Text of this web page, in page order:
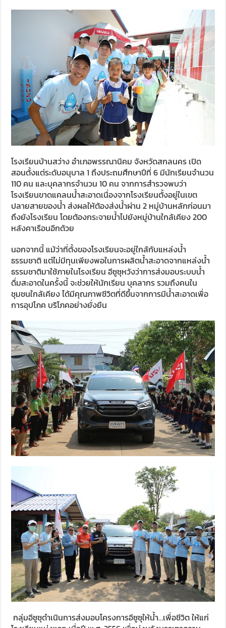
โรงเรียนบ้านสว่าง อำเภอพรรณานิคม จังหวัดสกลนคร เปิด
สอนตั้งแต่ระดับอนุบาล 1 ถึงประถมศึกษาปีที่ 6 มีนักเรียนจำนวน
110 คน และบุคลากรจำนวน 10 คน จากการสำรวจพบว่า
โรงเรียนขาดแคลนน้ำสะอาดเนื่องจากโรงเรียนตั้งอยู่ในเขต
ปลายสายของน้ำ ส่งผลให้ต้องส่งน้ำผ่าน 2 หมู่บ้านหลักก่อนมา
ถึงยังโรงเรียน โดยต้องกระจายน้ำไปยังหมู่บ้านใกล้เคียง 200
หลังคาเรือนอีกด้วย
นอกจากนี้ แม้ว่าที่ตั้งของโรงเรียนจะอยู่ใกล้กับแหล่งน้ำ
ธรรมชาติ แต่ไม่มีทุนเพียงพอในการผลิตน้ำสะอาดจากแหล่งน้ำ
ธรรมชาติมาใช้ภายในโรงเรียน อีซูซุหวังว่าการส่งมอบระบบน้ำ
ดื่มสะอาดในครั้งนี้ จะช่วยให้นักเรียน บุคลากร รวมถึงคนใน
ชุมชนใกล้เคียง ได้มีคุณภาพชีวิตที่ดีขึ้นจากการมีน้ำสะอาดเพื่อ
การอุปโภค บริโภคอย่างยั่งยืน
กลุ่มอีซูซุดำเนินการส่งมอบโครงการอีซูซุให้น้ำ…เพื่อชีวิต ให้แก่